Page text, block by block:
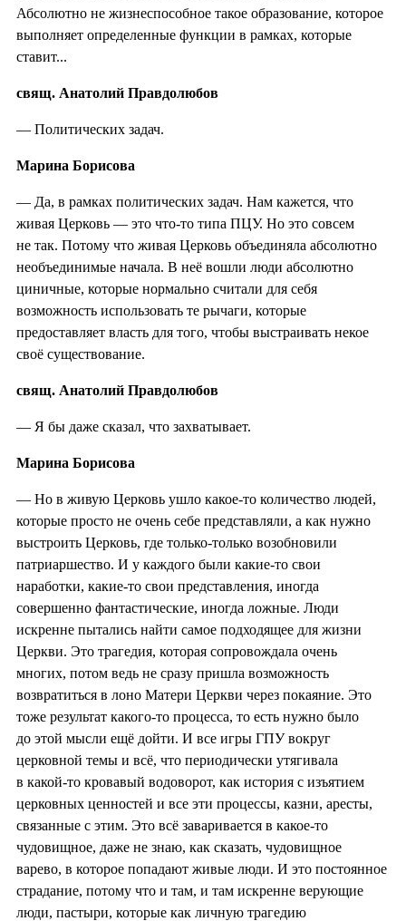
Абсолютно не жизнеспособное такое образование, которое
выполняет определенные функции в рамках, которые
ставит...
свящ. Анатолий Правдолюбов
— Политических задач.
Марина Борисова
— Да, в рамках политических задач. Нам кажется, что
живая Церковь — это что-то типа ПЦУ. Но это совсем
не так. Потому что живая Церковь объединяла абсолютно
необъединимые начала. В неё вошли люди абсолютно
циничные, которые нормально считали для себя
возможность использовать те рычаги, которые
предоставляет власть для того, чтобы выстраивать некое
своё существование.
свящ. Анатолий Правдолюбов
— Я бы даже сказал, что захватывает.
Марина Борисова
— Но в живую Церковь ушло какое-то количество людей,
которые просто не очень себе представляли, а как нужно
выстроить Церковь, где только-только возобновили
патриаршество. И у каждого были какие-то свои
наработки, какие-то свои представления, иногда
совершенно фантастические, иногда ложные. Люди
искренне пытались найти самое подходящее для жизни
Церкви. Это трагедия, которая сопровождала очень
многих, потом ведь не сразу пришла возможность
возвратиться в лоно Матери Церкви через покаяние. Это
тоже результат какого-то процесса, то есть нужно было
до этой мысли ещё дойти. И все игры ГПУ вокруг
церковной темы и всё, что периодически утягивала
в какой-то кровавый водоворот, как история с изъятием
церковных ценностей и все эти процессы, казни, аресты,
связанные с этим. Это всё заваривается в какое-то
чудовищное, даже не знаю, как сказать, чудовищное
варево, в которое попадают живые люди. И это постоянное
страдание, потому что и там, и там искренне верующие
люди, пастыри, которые как личную трагедию